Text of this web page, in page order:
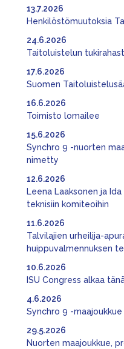
Henkilöstömuutoksia
13.7.2026
Taitoluistelun
24.6.2026
Suomen
17.6.2026
Toimisto lomailee
16.6.2026
Synchro 9 -nuorten
nimetty
15.6.2026
Leena Laaksonen ja
teknisiin komiteoihin
12.6.2026
Talvilajien urheilija-
huippuvalmennuksen
11.6.2026
ISU Congress alkaa
10.6.2026
Synchro 9 -
4.6.2026
Nuorten maajoukkue,
29.5.2026